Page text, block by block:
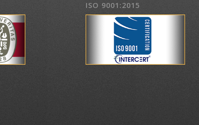
ISO 9001:2015